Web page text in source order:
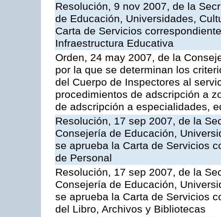
Resolución, 9 nov 2007, de la
de Educación, Universidades,
Carta de Servicios
Infraestructura Educativa
Orden, 24 may 2007, de la
por la que se determinan los
del Cuerpo de Inspectores al
procedimientos de adscripción a
de adscripción a especialidades,
Resolución, 17 sep 2007, de la
Consejería de Educación,
se aprueba la Carta de Servicios
de Personal
Resolución, 17 sep 2007, de la
Consejería de Educación,
se aprueba la Carta de Servicios
del Libro, Archivos y Bibliotecas